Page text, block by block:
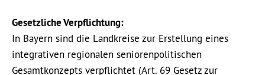
Gesetzliche Verpflichtung:
In Bayern sind die Landkreise zur Erstellung eines
integrativen regionalen seniorenpolitischen
Gesamtkonzepts verpflichtet (Art. 69 Gesetz zur